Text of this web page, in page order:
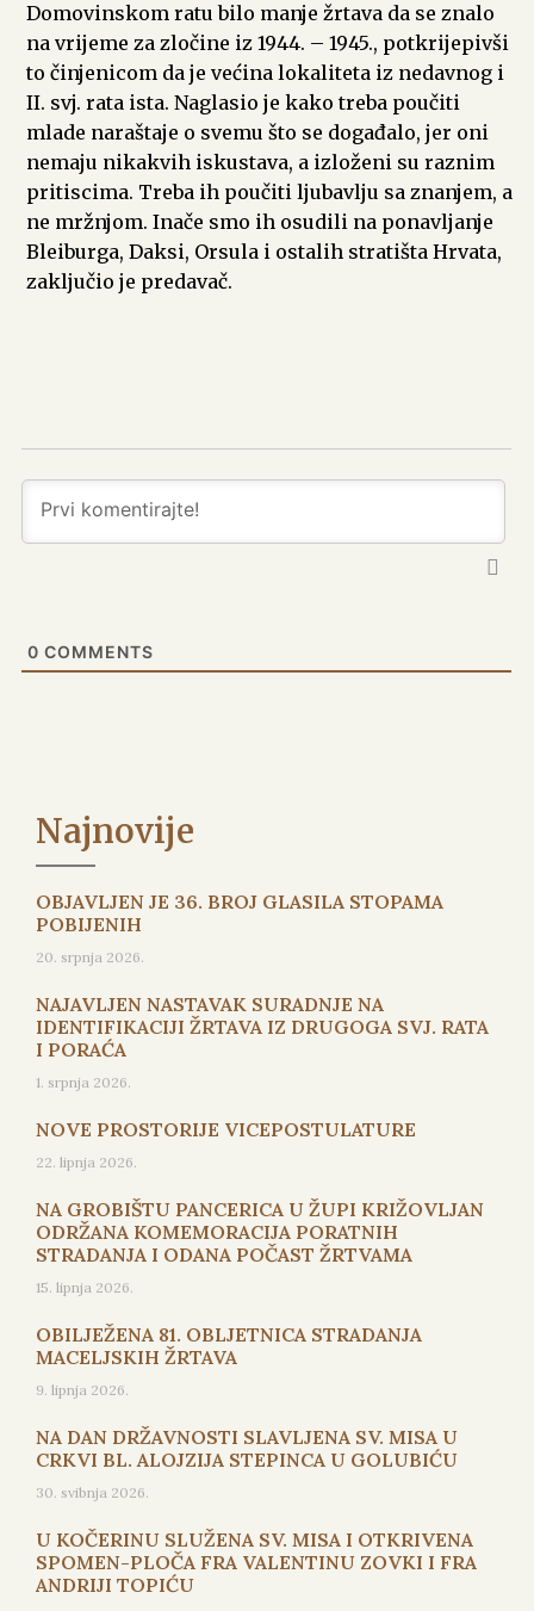
Domovinskom ratu bilo manje žrtava da se znalo
na vrijeme za zločine iz 1944. – 1945., potkrijepivši
to činjenicom da je većina lokaliteta iz nedavnog i
II. svj. rata ista. Naglasio je kako treba poučiti
mlade naraštaje o svemu što se događalo, jer oni
nemaju nikakvih iskustava, a izloženi su raznim
pritiscima. Treba ih poučiti ljubavlju sa znanjem, a
ne mržnjom. Inače smo ih osudili na ponavljanje
Bleiburga, Daksi, Orsula i ostalih stratišta Hrvata,
zaključio je predavač.
0 COMMENTS
Najnovije
OBJAVLJEN JE 36. BROJ GLASILA STOPAMA
POBIJENIH
20. srpnja 2026.
NAJAVLJEN NASTAVAK SURADNJE NA
IDENTIFIKACIJI ŽRTAVA IZ DRUGOGA SVJ. RATA
I PORAĆA
1. srpnja 2026.
NOVE PROSTORIJE VICEPOSTULATURE
22. lipnja 2026.
NA GROBIŠTU PANCERICA U ŽUPI KRIŽOVLJAN
ODRŽANA KOMEMORACIJA PORATNIH
STRADANJA I ODANA POČAST ŽRTVAMA
15. lipnja 2026.
OBILJEŽENA 81. OBLJETNICA STRADANJA
MACELJSKIH ŽRTAVA
9. lipnja 2026.
NA DAN DRŽAVNOSTI SLAVLJENA SV. MISA U
CRKVI BL. ALOJZIJA STEPINCA U GOLUBIĆU
30. svibnja 2026.
U KOČERINU SLUŽENA SV. MISA I OTKRIVENA
SPOMEN-PLOČA FRA VALENTINU ZOVKI I FRA
ANDRIJI TOPIĆU